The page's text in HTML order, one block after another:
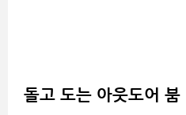
돌고 도는 아웃도어 붐